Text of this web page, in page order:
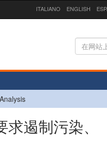
ITALIANO ENGLISH
遏制污染、